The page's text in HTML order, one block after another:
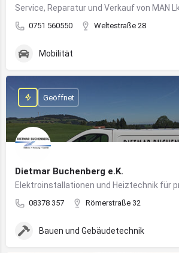
0751 560550 Weltestraße 28
Mobilität
Dietmar Buchenberg e.K.
08378 357 Römerstraße 32
Geöffnet
Bauen und Gebäudetechnik